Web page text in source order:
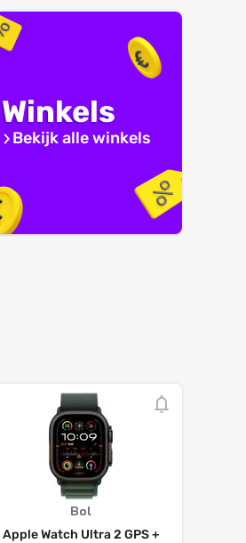
Winkels
Bekijk alle winkels
Bol
Apple Watch Ultra 2 GPS +